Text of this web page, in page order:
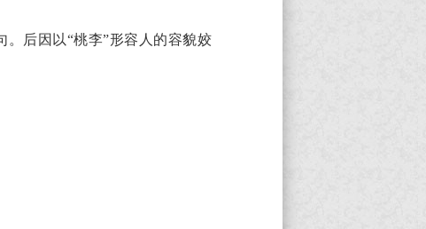
。后因以“桃李”形容人的容貌姣